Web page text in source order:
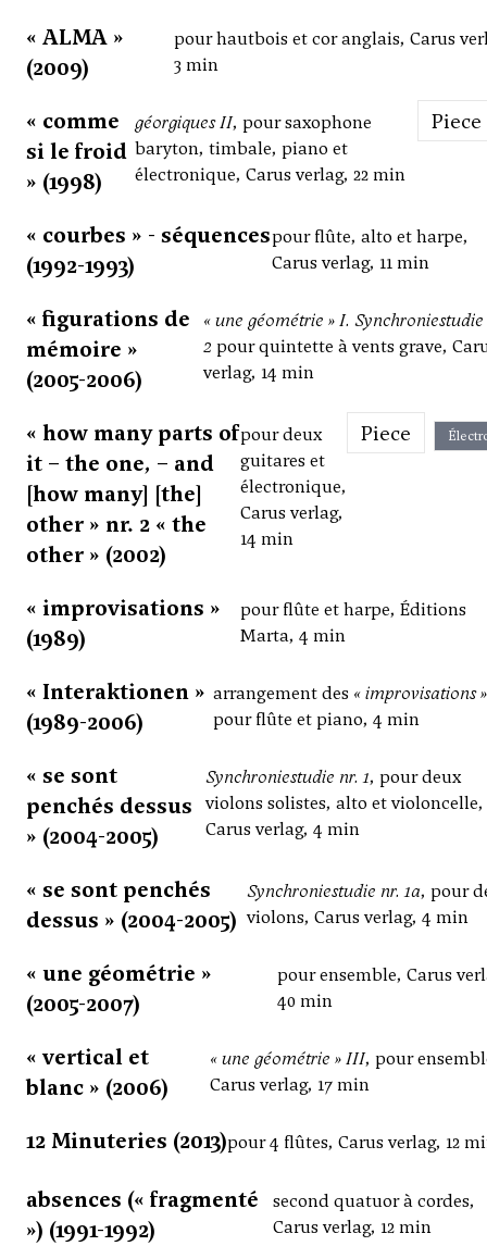
« ALMA »
(2009)
pour hautbois et cor anglais, Carus
3 min
« comme
si le froid
» (1998)
géorgiques II, pour saxophone
baryton, timbale, piano et
électronique, Carus verlag, 22 min
Piece
« courbes » - séquences
(1992-1993)
pour flûte, alto et harpe,
Carus verlag, 11 min
« figurations de
mémoire »
(2005-2006)
« une géométrie » I.
2 pour quintette à vents grave,
verlag, 14 min
« how many parts of
it – the one, – and
[how many] [the]
other » nr. 2 « the
other » (2002)
pour deux
guitares et
électronique,
Carus verlag,
14 min
Piece
« improvisations »
(1989)
pour flûte et harpe, Éditions
Marta, 4 min
« Interaktionen »
(1989-2006)
arrangement des « improvisations »
pour flûte et piano, 4 min
« se sont
penchés dessus
» (2004-2005)
Synchroniestudie nr. 1, pour deux
violons solistes, alto et violoncelle,
Carus verlag, 4 min
« se sont penchés
dessus » (2004-2005)
Synchroniestudie nr. 1a, pour
violons, Carus verlag, 4 min
« une géométrie »
(2005-2007)
pour ensemble, Carus
40 min
« vertical et
blanc » (2006)
« une géométrie » III, pour
Carus verlag, 17 min
12 Minuteries (2013)pour 4 flûtes, Carus verlag, 12
absences (« fragmenté
») (1991-1992)
second quatuor à cordes,
Carus verlag, 12 min